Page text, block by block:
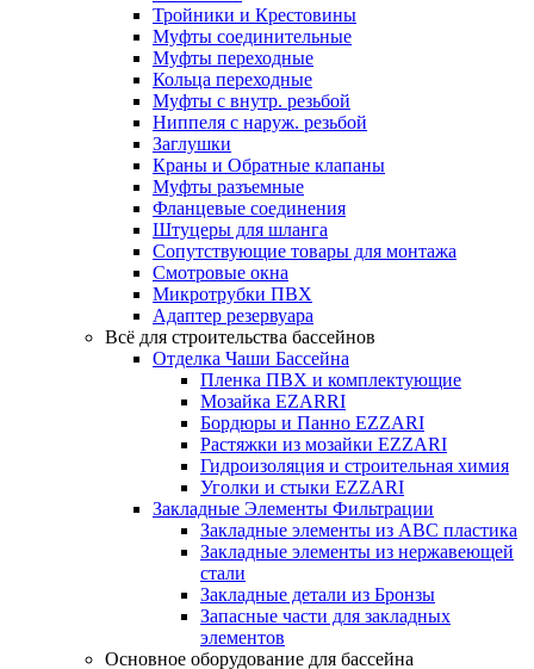
Тройники и Крестовины
Муфты соединительные
Муфты переходные
Кольца переходные
Муфты с внутр. резьбой
Ниппеля с наруж. резьбой
Заглушки
Краны и Обратные клапаны
Муфты разъемные
Фланцевые соединения
Штуцеры для шланга
Сопутствующие товары для монтажа
Смотровые окна
Микротрубки ПВХ
Адаптер резервуара
Всё для строительства бассейнов
Отделка Чаши Бассейна
Пленка ПВХ и комплектующие
Мозайка EZARRI
Бордюры и Панно EZZARI
Растяжки из мозайки EZZARI
Гидроизоляция и строительная химия
Уголки и стыки EZZARI
Закладные Элементы Фильтрации
Закладные элементы из ABC пластика
Закладные элементы из нержавеющей
стали
Закладные детали из Бронзы
Запасные части для закладных
элементов
Основное оборудование для бассейна